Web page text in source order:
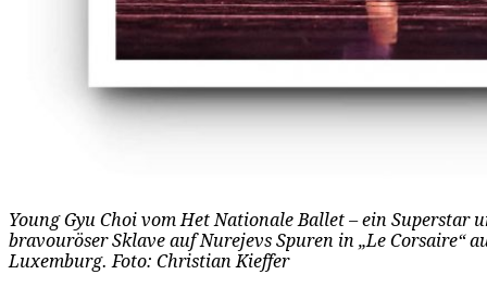
Young Gyu Choi vom Het Nationale Ballet – ein Superstar
bravouröser Sklave auf Nurejevs Spuren in „Le Corsaire“
Luxemburg. Foto: Christian Kieffer